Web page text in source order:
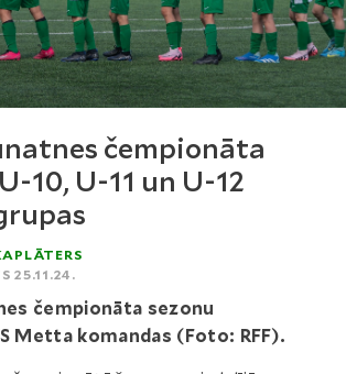
čempionāta
10, U-11 un U-12
25.11.24.
čempionāta sezonu
Metta komandas (Foto: RFF).